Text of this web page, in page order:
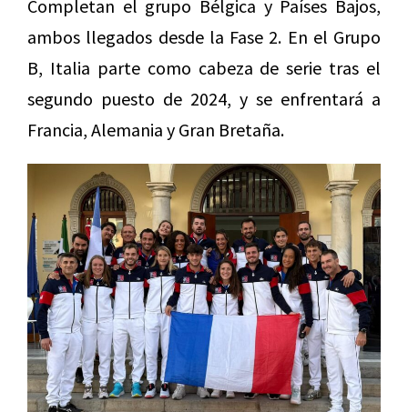
Completan el grupo Bélgica y Países Bajos,
ambos llegados desde la Fase 2. En el Grupo
B, Italia parte como cabeza de serie tras el
segundo puesto de 2024, y se enfrentará a
Francia, Alemania y Gran Bretaña.